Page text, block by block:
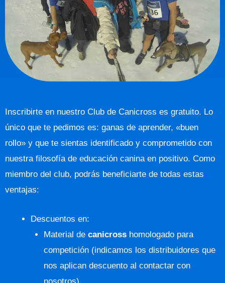
Inscribirte en nuestro Club de Canicross es gratuito. Lo
único que te pedimos es: ganas de aprender, «buen
rollo» y que te sientas identificado y comprometido con
nuestra filosofía de educación canina en positivo. Como
miembro del club, podrás beneficiarte de todas estas
ventajas:
Descuentos en:
Material de canicrosshomologado para
competición (indicamos los distribuidores que
nos aplican descuento al contactar con